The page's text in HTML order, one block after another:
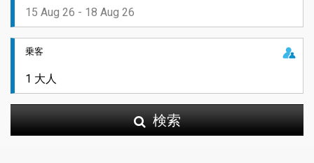
乗客
検索